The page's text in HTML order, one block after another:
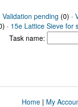
Validation pending (0) ·
· 15e Lattice Sieve for
Task name:
Home| My